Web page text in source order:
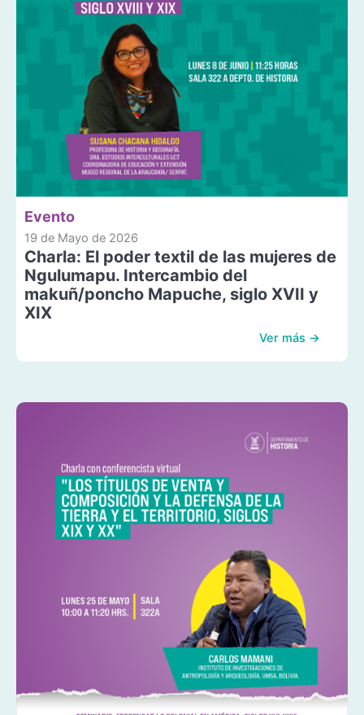
Evento
19 de Mayo de 2026
Charla: El poder textil de las mujeres de
Ngulumapu. Intercambio del
makuñ/poncho Mapuche, siglo XVII y
XIX
Ver más →